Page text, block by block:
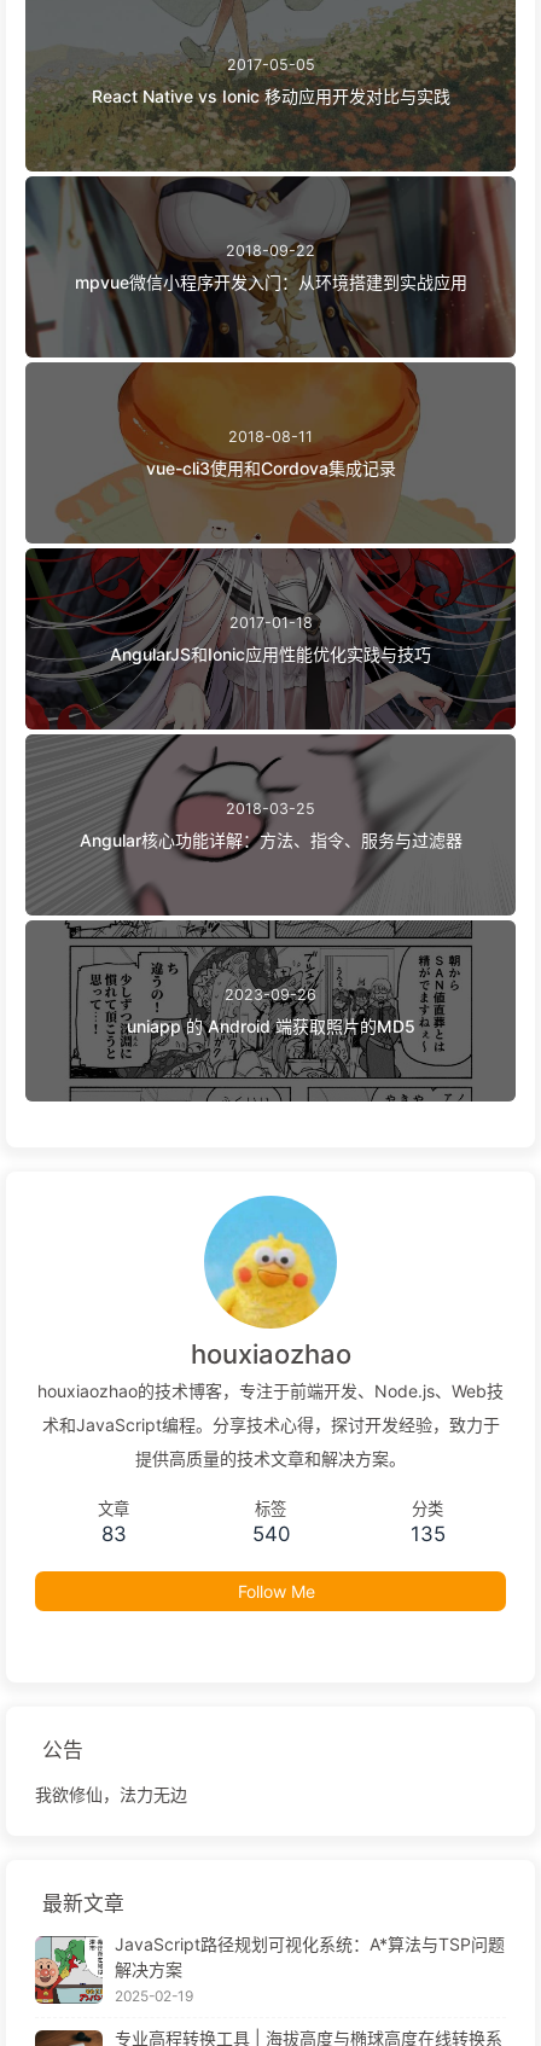
2017-05-05
React Native vs Ionic 移动应用开发对比与实践
2018-09-22
mpvue微信小程序开发入门：从环境搭建到实战应用
2018-08-11
vue-cli3使用和Cordova集成记录
2017-01-18
AngularJS和Ionic应用性能优化实践与技巧
2018-03-25
Angular核心功能详解：方法、指令、服务与过滤器
2023-09-26
uniapp 的 Android 端获取照片的MD5
houxiaozhao
houxiaozhao的技术博客，专注于前端开发、Node.js、Web技
术和JavaScript编程。分享技术心得，探讨开发经验，致力于
提供高质量的技术文章和解决方案。
文章
83
标签
540
分类
135
Follow Me
公告
我欲修仙，法力无边
最新文章
JavaScript路径规划可视化系统：A*算法与TSP问题
解决方案
2025-02-19
专业高程转换工具 | 海拔高度与椭球高度在线转换系